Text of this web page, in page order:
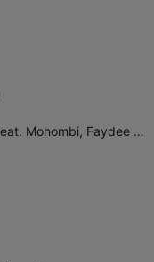
I Need Your Love (Te Quiero Mas) [feat. Mohombi, Faydee & Costi]